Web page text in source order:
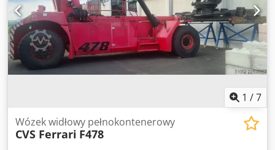
1 /7
Wózek widłowy pełnokontenerowy
CVS Ferrari F478